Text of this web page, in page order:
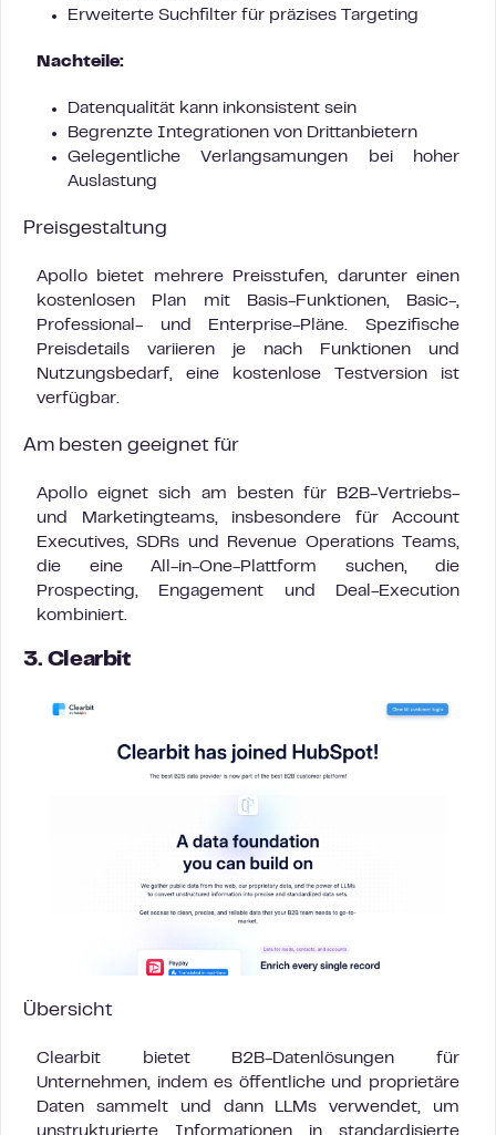
Erweiterte Suchfilter für präzises Targeting
Nachteile:
Datenqualität kann inkonsistent sein
Begrenzte Integrationen von Drittanbietern
Gelegentliche Verlangsamungen bei hoher
Auslastung
Preisgestaltung
Apollo bietet mehrere Preisstufen, darunter einen
kostenlosen Plan mit Basis-Funktionen, Basic-,
Professional- und Enterprise-Pläne. Spezifische
Preisdetails variieren je nach Funktionen und
Nutzungsbedarf, eine kostenlose Testversion ist
verfügbar.
Am besten geeignet für
Apollo eignet sich am besten für B2B-Vertriebs-
und Marketingteams, insbesondere für Account
Executives, SDRs und Revenue Operations Teams,
die eine All-in-One-Plattform suchen, die
Prospecting, Engagement und Deal-Execution
kombiniert.
3. Clearbit
Übersicht
Clearbit bietet B2B-Datenlösungen für
Unternehmen, indem es öffentliche und proprietäre
Daten sammelt und dann LLMs verwendet, um
unstrukturierte Informationen in standardisierte